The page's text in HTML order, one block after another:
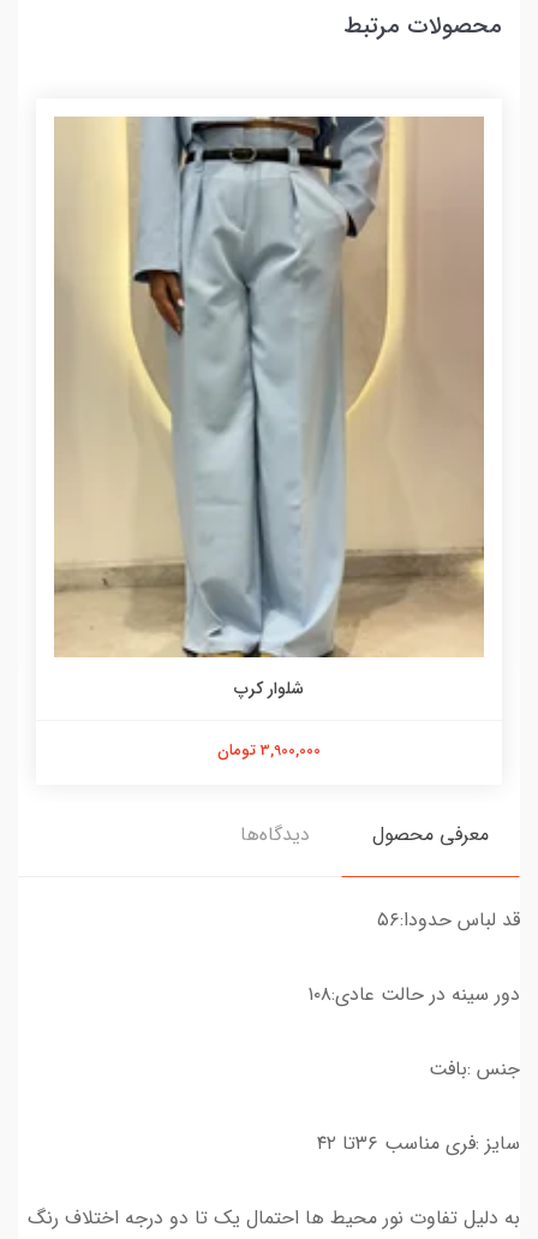
محصولات مرتبط
شلوار کرپ
3,900,000 تومان
معرفی محصول دیدگاه‌ها
قد لباس حدودا:۵۶
دور سینه در حالت عادی:۱۰۸
جنس :بافت
سایز :فری مناسب ۳۶تا ۴۲
به دلیل تفاوت نور محیط ها احتمال یک تا دو درجه اختلاف رنگ